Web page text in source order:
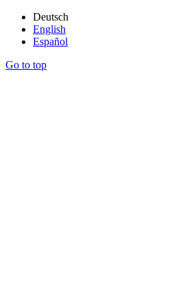
Deutsch
English
Español
Go to top